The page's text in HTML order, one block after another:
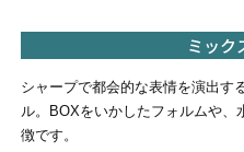
ミック
シャープで都会的な表情を演出す
ル。BOXをいかしたフォルムや
徴です。